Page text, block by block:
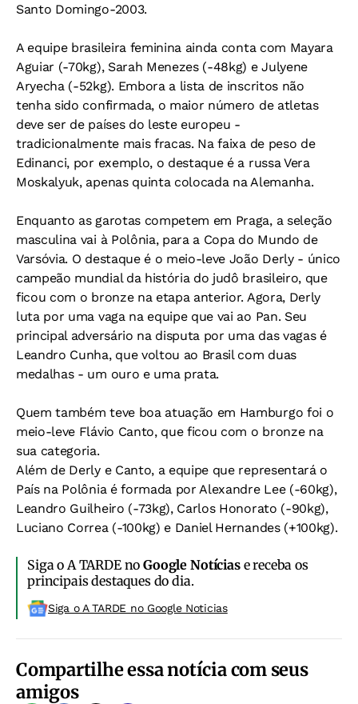
Santo Domingo-2003.
A equipe brasileira feminina ainda conta com Mayara
Aguiar (-70kg), Sarah Menezes (-48kg) e Julyene
Aryecha (-52kg). Embora a lista de inscritos não
tenha sido confirmada, o maior número de atletas
deve ser de países do leste europeu -
tradicionalmente mais fracas. Na faixa de peso de
Edinanci, por exemplo, o destaque é a russa Vera
Moskalyuk, apenas quinta colocada na Alemanha.
Enquanto as garotas competem em Praga, a seleção
masculina vai à Polônia, para a Copa do Mundo de
Varsóvia. O destaque é o meio-leve João Derly - único
campeão mundial da história do judô brasileiro, que
ficou com o bronze na etapa anterior. Agora, Derly
luta por uma vaga na equipe que vai ao Pan. Seu
principal adversário na disputa por uma das vagas é
Leandro Cunha, que voltou ao Brasil com duas
medalhas - um ouro e uma prata.
Quem também teve boa atuação em Hamburgo foi o
meio-leve Flávio Canto, que ficou com o bronze na
sua categoria.
Além de Derly e Canto, a equipe que representará o
País na Polônia é formada por Alexandre Lee (-60kg),
Leandro Guilheiro (-73kg), Carlos Honorato (-90kg),
Luciano Correa (-100kg) e Daniel Hernandes (+100kg).
Siga o A TARDE noGoogle Notíciase receba os
principais destaques do dia.
Siga o A TARDE no Google Noticias
Compartilhe essa notícia com seus
amigos